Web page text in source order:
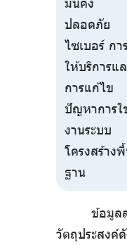
ปลอดภัย
ไซเบอร์ กา
ให้บริการแ
การแก้ไข
ปัญหาการใ
งานระบบ
โครงสร้าง
ฐาน
ข้อมูล
วัตถุประสงค์